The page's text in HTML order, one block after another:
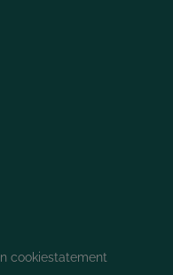
cookiestatement